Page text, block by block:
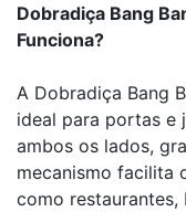
Dobradiça Bang
Funciona?
A Dobradiça Bang
ideal para portas e
ambos os lados,
mecanismo facilita
como